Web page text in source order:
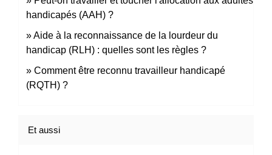
handicapés (AAH) ?
Aide à la reconnaissance de la lourdeur du
handicap (RLH) : quelles sont les règles ?
Comment être reconnu travailleur handicapé
(RQTH) ?
Et aussi